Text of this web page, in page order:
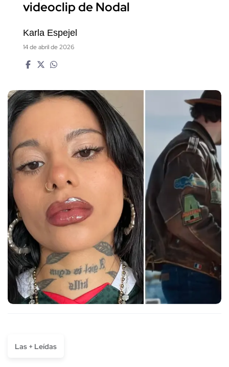
videoclip de Nodal
Karla Espejel
14 de abril de 2026
Las + Leídas